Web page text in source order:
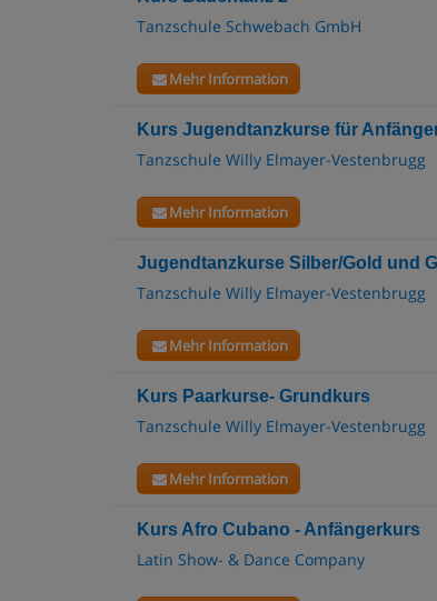
Tanzschule Schwebach GmbH
Mehr Information
Kurs Jugendtanzkurse für
Tanzschule Willy Elmayer-Vestenbrugg
Mehr Information
Jugendtanzkurse Silber/Gold und
Tanzschule Willy Elmayer-Vestenbrugg
Mehr Information
Kurs Paarkurse- Grundkurs
Tanzschule Willy Elmayer-Vestenbrugg
Mehr Information
Kurs Afro Cubano - Anfängerkurs
Latin Show- & Dance Company